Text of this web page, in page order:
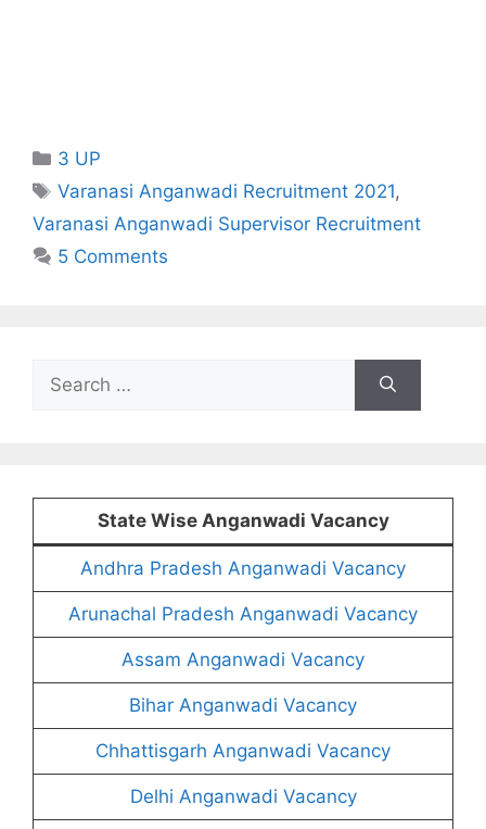
Categories
3 UP
Tags
Varanasi Anganwadi Recruitment 2021,
Varanasi Anganwadi Supervisor Recruitment
5 Comments
for:
State Wise Anganwadi Vacancy
Andhra Pradesh Anganwadi Vacancy
Arunachal Pradesh Anganwadi Vacancy
Assam Anganwadi Vacancy
Bihar Anganwadi Vacancy
Chhattisgarh Anganwadi Vacancy
Delhi Anganwadi Vacancy